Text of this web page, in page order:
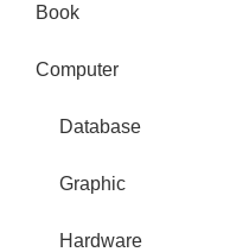
Book
Computer
Database
Graphic
Hardware